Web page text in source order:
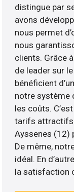
distingue par
avons
nous permet
nous
clients. Grâce
de leader sur
bénéficient
notre système
les coûts.
tarifs
Ayssenes (12)
De même,
idéal. En
la satisfaction